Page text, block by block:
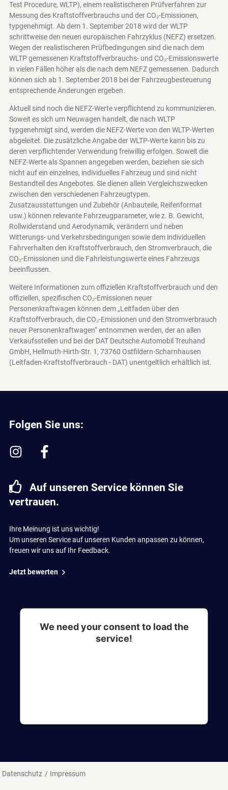
Test Procedure, WLTP), einem realistischeren Prüfverfahren zur
Messung des Kraftstoffverbrauchs und der CO₂-Emissionen,
typgenehmigt. Ab dem 1. September 2018 wird der WLTP
schrittweise den neuen europäischen Fahrzyklus (NEFZ) ersetzen.
Wegen der realistischeren Prüfbedingungen sind die nach dem
WLTP gemessenen Kraftstoffverbrauchs- und CO₂-Emissionswerte
in vielen Fällen höher als die nach dem NEFZ gemessenen. Dadurch
können sich ab 1. September 2018 bei der Fahrzeugbesteuerung
entsprechende Änderungen ergeben.
Aktuell sind noch die NEFZ-Werte verpflichtend zu kommunizieren.
Soweit es sich um Neuwagen handelt, die nach WLTP
typgenehmigt sind, werden die NEFZ-Werte von den WLTP-Werten
abgeleitet. Die zusätzliche Angabe der WLTP-Werte kann bis zu
deren verpflichtender Verwendung freiwillig erfolgen. Soweit die
NEFZ-Werte als Spannen angegeben werden, beziehen sie sich
nicht auf ein einzelnes, individuelles Fahrzeug und sind nicht
Bestandteil des Angebotes. Sie dienen allein Vergleichszwecken
zwischen den verschiedenen Fahrzeugtypen.
Zusatzausstattungen und Zubehör (Anbauteile, Reifenformat
usw.) können relevante Fahrzeugparameter, wie z. B. Gewicht,
Rollwiderstand und Aerodynamik, verändern und neben
Witterungs- und Verkehrsbedingungen sowie dem individuellen
Fahrverhalten den Kraftstoffverbrauch, den Stromverbrauch, die
CO₂-Emissionen und die Fahrleistungswerte eines Fahrzeugs
beeinflussen.
Weitere Informationen zum offiziellen Kraftstoffverbrauch und den
offiziellen, spezifischen CO₂-Emissionen neuer
Personenkraftwagen können dem „Leitfaden über den
Kraftstoffverbrauch, die CO₂-Emissionen und den Stromverbrauch
neuer Personenkraftwagen“ entnommen werden, der an allen
Verkaufsstellen und bei der DAT Deutsche Automobil Treuhand
GmbH, Hellmuth-Hirth-Str. 1, 73760 Ostfildern-Scharnhausen
(Leitfaden-Kraftstoffverbrauch - DAT) unentgeltlich erhältlich ist.
Folgen Sie uns:
Auf unseren Service können Sie
vertrauen.
Ihre Meinung ist uns wichtig!
Um unseren Service auf unseren Kunden anpassen zu können,
freuen wir uns auf Ihr Feedback.
Jetzt bewerten
We need your consent to load the
service!
Datenschutz Impressum